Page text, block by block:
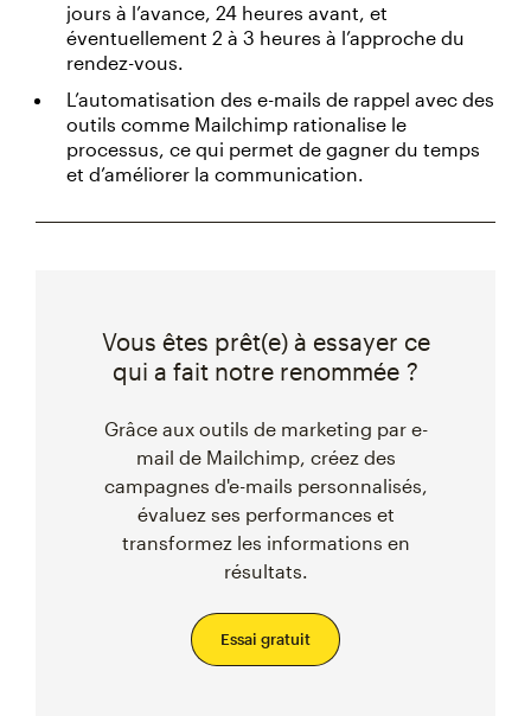
jours à l’avance, 24 heures avant, et
éventuellement 2 à 3 heures à l’approche du
rendez-vous.
L’automatisation des e-mails de rappel avec des
outils comme Mailchimp rationalise le
processus, ce qui permet de gagner du temps
et d’améliorer la communication.
Vous êtes prêt(e) à essayer ce
qui a fait notre renommée ?
Grâce aux outils de marketing par e-
mail de Mailchimp, créez des
campagnes d'e-mails personnalisés,
évaluez ses performances et
transformez les informations en
résultats.
Essai gratuit